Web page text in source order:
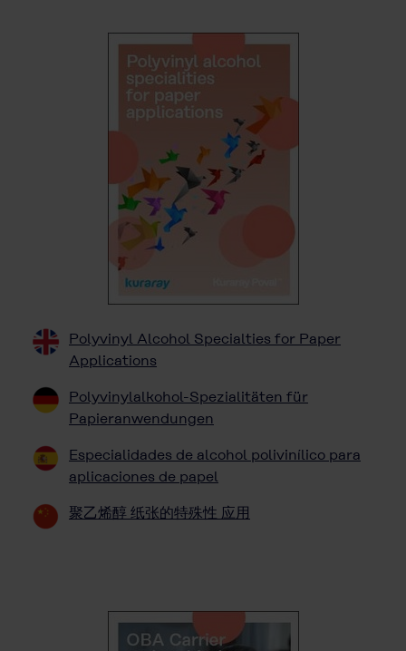
Polyvinyl Alcohol Specialties for Paper
Applications
Polyvinylalkohol-Spezialitäten für
Papieranwendungen
Especialidades de alcohol polivinílico para
aplicaciones de papel
聚乙烯醇 纸张的特殊性 应用